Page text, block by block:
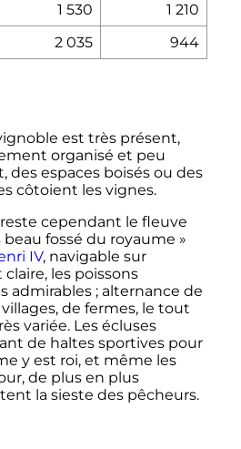
1 530
1 210
2 035 944
est très présent,
organisé et peu
des espaces boisés ou des
côtoient les vignes.
cependant le fleuve
beau fossé du royaume »
IV, navigable sur
claire, les poissons
admirables ; alternance de
de fermes, le tout
variée. Les écluses
de haltes sportives pour
y est roi, et même les
de plus en plus
la sieste des pêcheurs.